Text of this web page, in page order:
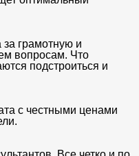
грамотную и
вопросам. Что
подстроиться и
с честными ценами